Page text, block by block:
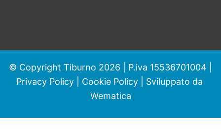
© Copyright Tiburno 2026 | P.iva 15536701004 |
Privacy Policy| Cookie Policy| Sviluppato da
Wematica